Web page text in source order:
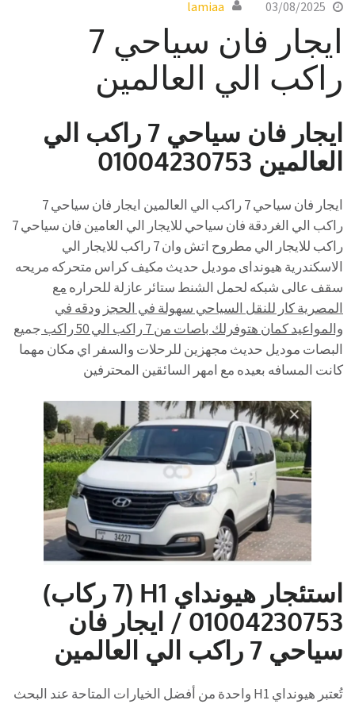
03/08/2025
lamiaa
ايجار فان سياحي 7
راكب الي العالمين
ايجار فان سياحي 7 راكب الي
العالمين 01004230753
ايجار فان سياحي 7 راكب الي العالمين ايجار فان سياحي 7
راكب الي الغردقة فان سياحي للايجار الي العامين فان سياحي 7
راكب للايجار الي مطروح اتش وان 7 راكب للايجار الي
الاسكندرية هيونداى موديل حديث مكيف كراس متحركه مريحه
سقف عالى شبكه لحمل الشنط ستائر عازلة للحراره مع
المصرية كار للنقل السياحي سهولة في الحجز ودقه في
والمواعيد كمان هتوفرلك باصات من 7 راكب الي 50 راكب
جميع
البصات موديل حديث مجهزين للرحلات والسفر اي مكان مهما
كانت المسافه بعيده مع امهر السائقين المحترفين
استئجار هيونداي H1 (7 ركاب)
01004230753 / ايجار فان
سياحي 7 راكب الي العالمين
تُعتبر هيونداي H1 واحدة من أفضل الخيارات المتاحة عند البحث